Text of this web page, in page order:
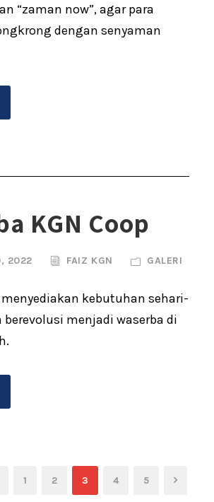
“zaman now”, agar para
dengan senyaman
KGN Coop
2022 FAIZ KGN GALERI
kebutuhan sehari-
menjadi waserba di
1 2 3 4 5